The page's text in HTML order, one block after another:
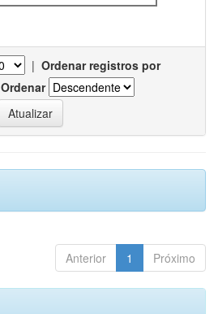
| Ordenar registros por
Ordenar
Anterior 1 Próximo